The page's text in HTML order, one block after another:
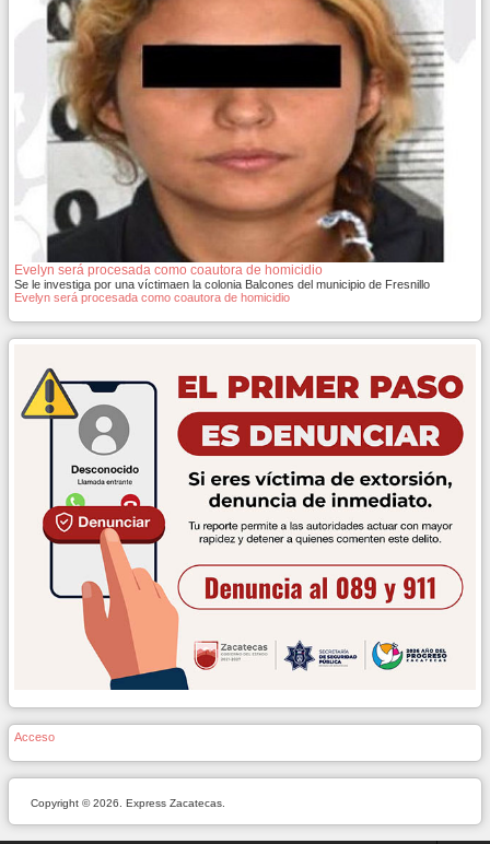
Evelyn será procesada como coautora de homicidio
Se le investiga por una víctimaen la colonia Balcones del municipio de Fresnillo
Evelyn será procesada como coautora de homicidio
Acceso
Copyright © 2026. Express Zacatecas.